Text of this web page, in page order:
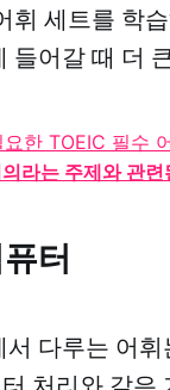
휘 세트를 학
들어갈 때 더
라는 주제와 관
터
서 다루는 어